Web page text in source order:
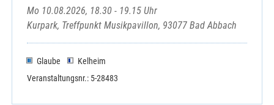
Mo 10.08.2026, 18.30 - 19.15 Uhr
Kurpark, Treffpunkt Musikpavillon, 93077 Bad Abbach
Glaube
Kelheim
Veranstaltungsnr.: 5-28483